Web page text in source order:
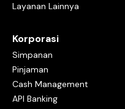
Layanan Lainnya
Korporasi
Simpanan
Pinjaman
Cash Management
API Banking